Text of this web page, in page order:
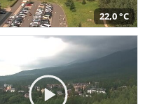
22,0 °C